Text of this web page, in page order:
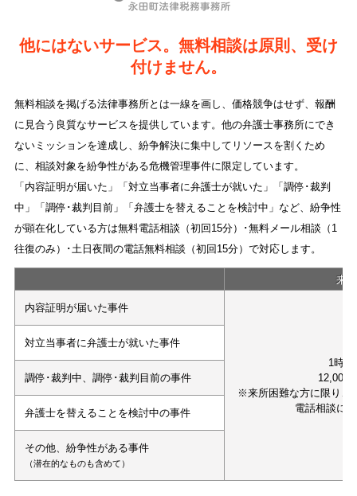
他にはないサービス。無料相談は原則、受け
付けません。
無料相談を掲げる法律事務所とは一線を画し、価格競争はせず、報酬
に見合う良質なサービスを提供しています。他の弁護士事務所にでき
ないミッションを達成し、紛争解決に集中してリソースを割くため
に、相談対象を紛争性がある危機管理事件に限定しています。
「内容証明が届いた」「対立当事者に弁護士が就いた」「調停･裁判
中」「調停･裁判目前」「弁護士を替えることを検討中」など、紛争性
が顕在化している方は無料電話相談（初回15分）･無料メール相談（1
往復のみ）･土日夜間の電話無料相談（初回15分）で対応します。
来所
内容証明が届いた事件
1時間
12,000
※来所困難な方に限り、
電話相談に
対立当事者に弁護士が就いた事件
調停･裁判中、調停･裁判目前の事件
弁護士を替えることを検討中の事件
その他、紛争性がある事件
（潜在的なものも含めて）